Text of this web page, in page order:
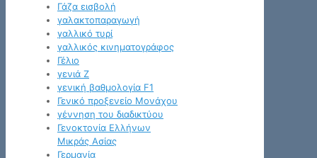
Γάζα εισβολή
γαλακτοπαραγωγή
γαλλικό τυρί
γαλλικός κινηματογράφος
Γέλιο
γενιά Z
γενική βαθμολογία F1
Γενικό προξενείο Μονάχου
γέννηση του διαδικτύου
Γενοκτονία Ελλήνων
Μικράς Ασίας
Γερμανία